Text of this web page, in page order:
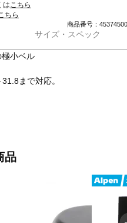
はこちら
ちら
商品番号：
サイズ・スペック
小ベル
まで対応。
品